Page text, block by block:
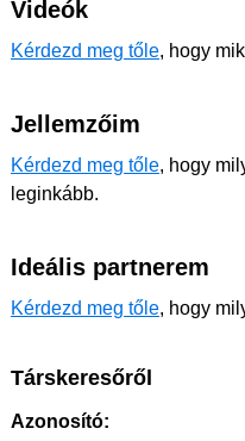
Videók
Kérdezd meg tőle, hogy
Jellemzőim
Kérdezd meg tőle, hogy
leginkább.
Ideális partnerem
Kérdezd meg tőle, hogy
Társkeresőről
Azonosító: